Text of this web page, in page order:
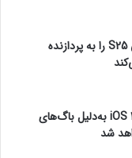
سامسونگ احتمالاً گلکسی S25 را به پردازنده
نسخه آزمایشی عمومی iOS 16 به‌دلیل باگ‌های
شد